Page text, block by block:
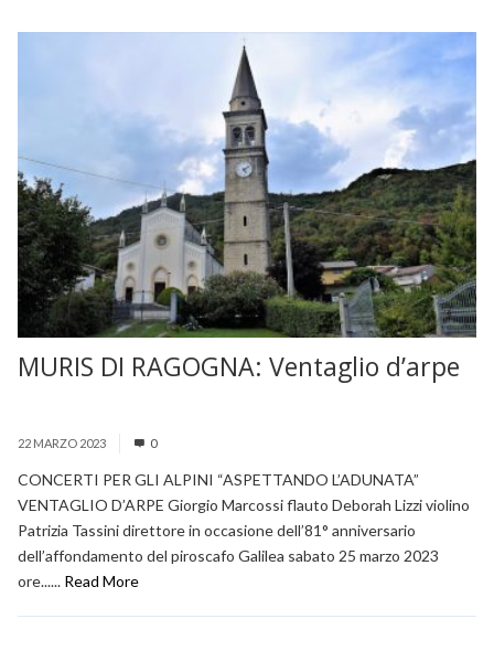
MURIS DI RAGOGNA: Ventaglio d’arpe
22 MARZO 2023 0
CONCERTI PER GLI ALPINI “ASPETTANDO L’ADUNATA”
VENTAGLIO D’ARPE Giorgio Marcossi flauto Deborah Lizzi violino
Patrizia Tassini direttore in occasione dell’81° anniversario
dell’affondamento del piroscafo Galilea sabato 25 marzo 2023
ore...... Read More